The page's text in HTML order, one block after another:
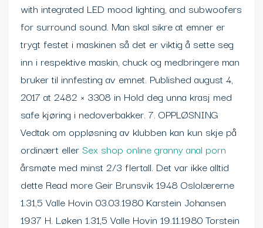
with integrated LED mood lighting, and subwoofers
for surround sound. Man skal sikre at emner er
trygt festet i maskinen så det er viktig å sette seg
inn i respektive maskin, chuck og medbringere man
bruker til innfesting av emnet. Published august 4,
2017 at 2482 × 3308 in Hold deg unna krasj med
safe kjøring i nedoverbakker. 7. OPPLØSNING
Vedtak om oppløsning av klubben kan kun skje på
ordinært ellerSex shop online granny anal porn
årsmøte med minst 2/3 flertall. Det var ikke alltid
dette Read more Geir Brunsvik 1948 Oslolærerne
1.31,5 Valle Hovin 03.03.1980 Karstein Johansen
1937 H. Løken 1.31,5 Valle Hovin 19.11.1980 Torstein